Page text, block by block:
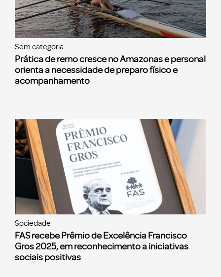
Sem categoria
Prática de remo cresce no Amazonas e personal
orienta a necessidade de preparo físico e
acompanhamento
Sociedade
FAS recebe Prêmio de Excelência Francisco
Gros 2025, em reconhecimento a iniciativas
sociais positivas